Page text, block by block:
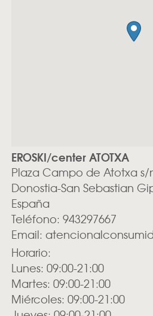
EROSKI/center ATOTXA
Plaza Campo de Atotxa s/
Donostia-San Sebastian
España
Teléfono: 943297667
Email:
Horario:
Lunes: 09:00-21:00
Martes: 09:00-21:00
Miércoles: 09:00-21:00